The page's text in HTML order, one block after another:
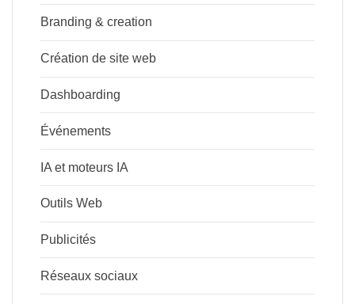
Branding & creation
Création de site web
Dashboarding
Événements
IA et moteurs IA
Outils Web
Publicités
Réseaux sociaux